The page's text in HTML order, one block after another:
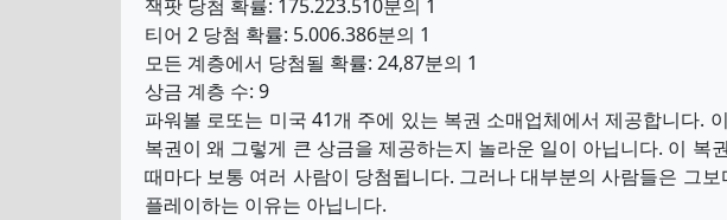
잭팟 당첨 확률: 175.223.510분의 1
티어 2 당첨 확률: 5.006.386분의 1
모든 계층에서 당첨될 확률: 24,87분의 1
상금 계층 수: 9
파워볼 로또는 미국 41개 주에 있는 복권 소매업체에서 제공합니다.
복권이 왜 그렇게 큰 상금을 제공하는지 놀라운 일이 아닙니다. 이
때마다 보통 여러 사람이 당첨됩니다. 그러나 대부분의 사람들은 그
플레이하는 이유는 아닙니다.